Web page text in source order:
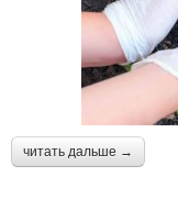
читать дальше →